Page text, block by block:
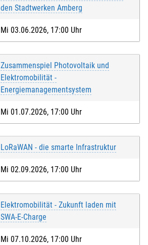
den Stadtwerken Amberg
Mi 03.06.2026, 17:00 Uhr
Zusammenspiel Photovoltaik und
Elektromobilität -
Energiemanagementsystem
Mi 01.07.2026, 17:00 Uhr
LoRaWAN - die smarte Infrastruktur
Mi 02.09.2026, 17:00 Uhr
Elektromobilität - Zukunft laden mit
SWA-E-Charge
Mi 07.10.2026, 17:00 Uhr